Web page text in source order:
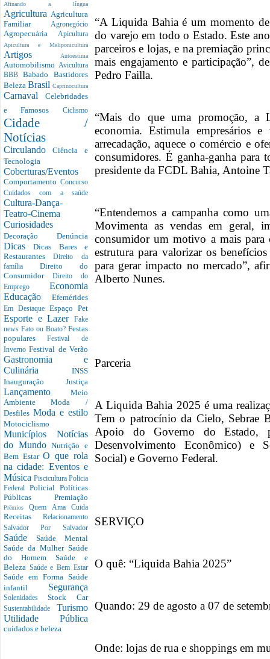
Afinando a língua
Agricultura Agricultura
Familiar Agronegócio
Agropecuária Apicultura
Apicultura e Meliponicultura
Artigos Autoestima
Automobilismo Avicultura
BBBBabado Bastidores
Beleza Brasil Caprinocultura
Carnaval Celebridades
e Famosos Ciclismo
Cidade /
Notícias
CirculandoCiência e
Tecnologia
Coberturas/Eventos
Comportamento Concurso
Cuidados com a saúde
Cultura-Dança-
Teatro-Cinema
Curiosidades
Decoração Denúncia
DicasDicas Bares e
RestaurantesDireito da
família Direito do
Consumidor Direito do
Emprego Economia
Educação Efemérides
Em Destaque Espaço Pet
Esporte e Lazer
Fake
news Fato ou Boato? Festas
popularesFestival de
InvernoFestival de Verão
Gastronomia e
Culinária INSS
Inauguração Justiça
Lançamento Meio
AmbienteModa /
Desfiles Moda e estilo
Motociclismo
Municípios Notícias
do MundoNutrição e
Bem EstarO que rola
na cidade: Eventos e
Música Piscicultura Policia
Federal Policial Políticas
Públicas Premiação
PrêmiosQuem Ama Cuida
Receitas Relacionamento
Salvador Por Salvador
Saúde Saúde Mental
Saúde da Mulher Saúde
do Homem Saúde e
Beleza Saúde e Bem Estar
Saúde em Forma Saúde
infantil Segurança
SolenidadesStock Car
Sustentabilidade Turismo
Utilidade Pública
cuidados e beleza
“A Liquida Bahia é um momento
do varejo em todo o Estado. Este
parceiros e lojas, e na premiação
mais engajamento e participação”,
Pedro Failla.
“Mais do que uma promoção,
economia. Estimula empresários e
arrecadação, aquece o comércio e
consumidores. É ganha-ganha
presidente da FCDL Bahia, Antoine
“Entendemos a campanha como
Movimenta as vendas em geral,
consumidor um motivo a mais para
estrutura para valorizar os
para gerar impacto no mercado”,
Alberto Nunes.
Parceria
A Liquida Bahia 2025 é uma
Tem o patrocínio da Cielo, Sebrae
Apoio do Governo do Estado,
Desenvolvimento Econômico) e
Social) e Governo Federal.
SERVIÇO
O quê: “Liquida Bahia 2025”
Quando: 29 de agosto a 07 de
Onde: lojas de rua e shoppings em